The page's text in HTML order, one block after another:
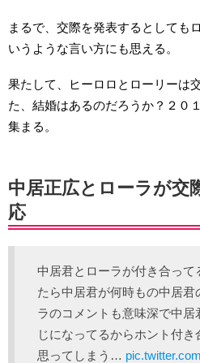
まるで、交際を発表するとしても
いうような言い方にも思える。
果たして、ヒーロロとローリーは
た、結婚はあるのだろうか？２０
集まる。
中居正広とローラが交
応
中居君とローラが付き合って
たら中居君が何時もの中居
ラのコメントも意味深で中
じになってるからホント付
思ってしまう…